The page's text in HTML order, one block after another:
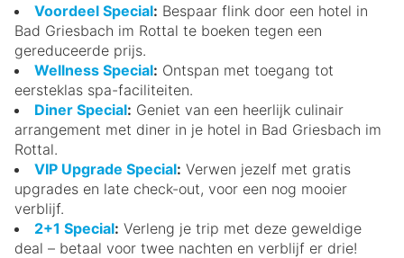
Voordeel Special: Bespaar flink door een hotel in
Bad Griesbach im Rottal te boeken tegen een
gereduceerde prijs.
Wellness Special: Ontspan met toegang tot
eersteklas spa-faciliteiten.
Diner Special: Geniet van een heerlijk culinair
arrangement met diner in je hotel in Bad Griesbach im
Rottal.
VIP Upgrade Special: Verwen jezelf met gratis
upgrades en late check-out, voor een nog mooier
verblijf.
2+1 Special: Verleng je trip met deze geweldige
deal – betaal voor twee nachten en verblijf er drie!